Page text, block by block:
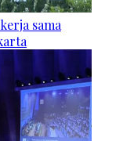
sama